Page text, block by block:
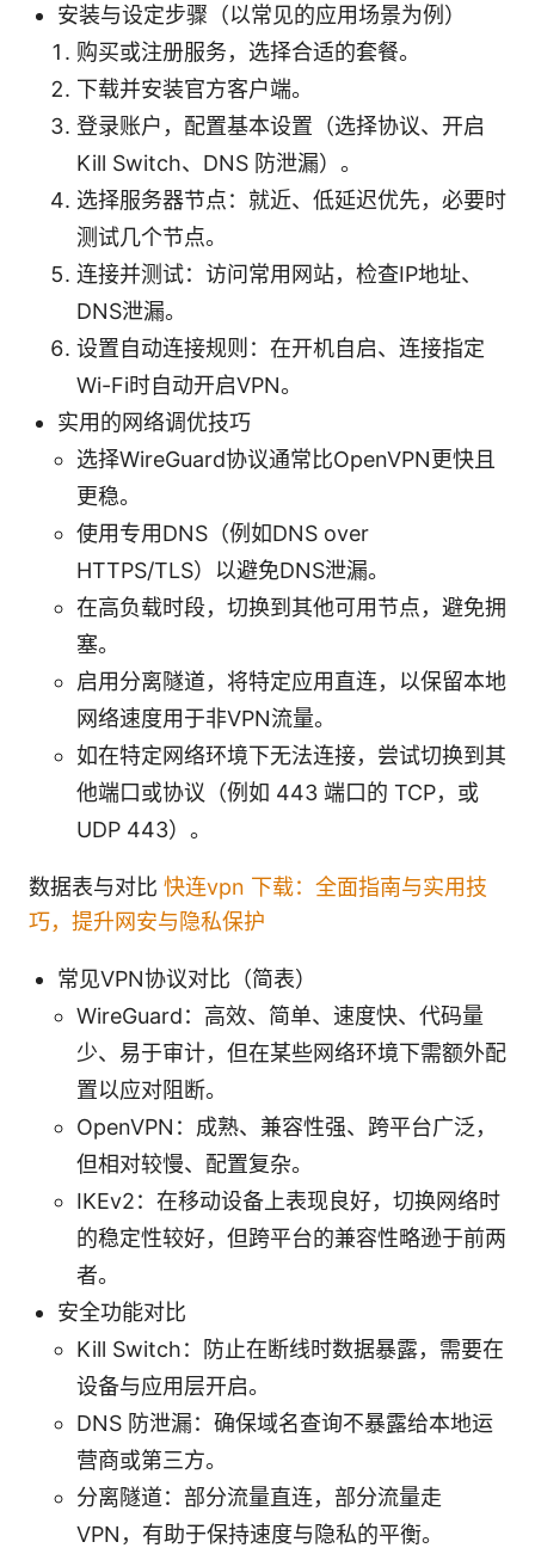
安装与设定步骤（以常见的应用场景为例）
购买或注册服务，选择合适的套餐。
下载并安装官方客户端。
登录账户，配置基本设置（选择协议、开启
Kill Switch、DNS 防泄漏）。
选择服务器节点：就近、低延迟优先，必要时
测试几个节点。
连接并测试：访问常用网站，检查IP地址、
DNS泄漏。
设置自动连接规则：在开机自启、连接指定
Wi-Fi时自动开启VPN。
实用的网络调优技巧
选择WireGuard协议通常比OpenVPN更快且
更稳。
使用专用DNS（例如DNS over
HTTPS/TLS）以避免DNS泄漏。
在高负载时段，切换到其他可用节点，避免拥
塞。
启用分离隧道，将特定应用直连，以保留本地
网络速度用于非VPN流量。
如在特定网络环境下无法连接，尝试切换到其
他端口或协议（例如 443 端口的 TCP，或
UDP 443）。
数据表与对比 快连vpn 下载：全面指南与实用技
巧，提升网安与隐私保护
常见VPN协议对比（简表）
WireGuard：高效、简单、速度快、代码量
少、易于审计，但在某些网络环境下需额外配
置以应对阻断。
OpenVPN：成熟、兼容性强、跨平台广泛，
但相对较慢、配置复杂。
IKEv2：在移动设备上表现良好，切换网络时
的稳定性较好，但跨平台的兼容性略逊于前两
者。
安全功能对比
Kill Switch：防止在断线时数据暴露，需要在
设备与应用层开启。
DNS 防泄漏：确保域名查询不暴露给本地运
营商或第三方。
分离隧道：部分流量直连，部分流量走
VPN，有助于保持速度与隐私的平衡。